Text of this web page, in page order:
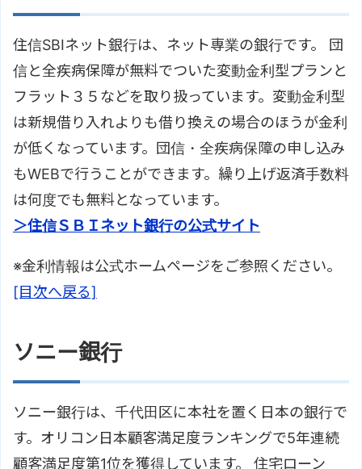
住信SBIネット銀行は、ネット専業の銀行です。 団
信と全疾病保障が無料でついた変動金利型プランと
フラット３５などを取り扱っています。変動金利型
は新規借り入れよりも借り換えの場合のほうが金利
が低くなっています。団信・全疾病保障の申し込み
もWEBで行うことができます。繰り上げ返済手数料
は何度でも無料となっています。
＞住信ＳＢＩネット銀行の公式サイト
※金利情報は公式ホームページをご参照ください。
[目次へ戻る]
ソニー銀行
ソニー銀行は、千代田区に本社を置く日本の銀行で
す。オリコン日本顧客満足度ランキングで5年連続
顧客満足度第1位を獲得しています。 住宅ローン